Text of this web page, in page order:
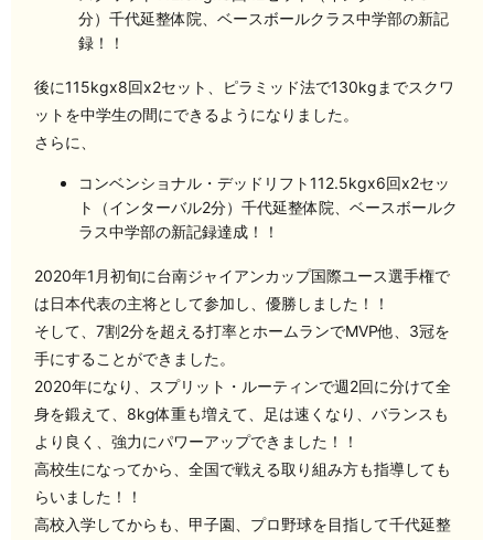
分）️千代延整体院、ベースボールクラス中学部の新記
録️！！
後に115kgx8回x2セット、ピラミッド法で130kgまでスクワ
ットを中学生の間にできるようになりました。
さらに、
コンベンショナル・デッドリフト112.5kgx6回x2セッ
ト（インターバル2分）️千代延整体院、ベースボールク
ラス中学部の新記録達成！！
2020年1月初旬に台南ジャイアンカップ国際ユース選手権で
は日本代表の主将として参加し、優勝しました！！
そして、7割2分を超える打率とホームランでMVP他、3冠を
手にすることができました。
2020年になり、スプリット・ルーティンで週2回に分けて全
身を鍛えて、8kg体重も増えて、足は速くなり、バランスも
より良く、強力にパワーアップできました！！
高校生になってから、全国で戦える取り組み方も指導しても
らいました！！
高校入学してからも、甲子園、プロ野球を目指して千代延整